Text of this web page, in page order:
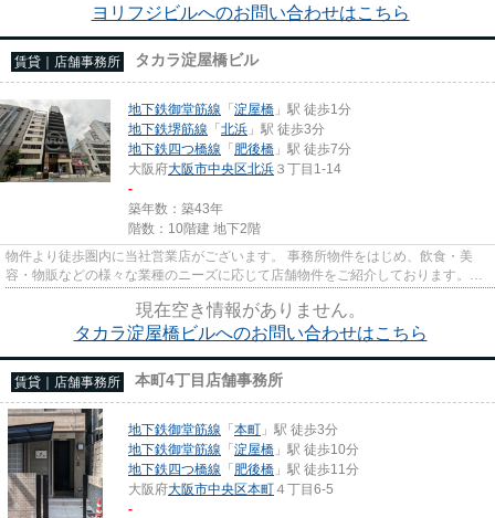
ヨリフジビルへのお問い合わせはこちら
賃貸｜店舗事務所 タカラ淀屋橋ビル
地下鉄御堂筋線 「淀屋橋 」駅 徒歩1分
地下鉄堺筋線 「北浜 」駅 徒歩3分
地下鉄四つ橋線 「肥後橋 」駅 徒歩7分
大阪府大阪市中央区北浜 ３丁目1-14
-
築年数：築43年
階数：10階建 地下2階
物件より徒歩圏内に当社営業店がございます。 事務所物件をはじめ、飲食・美
容・物販などの様々な業種のニーズに応じて店舗物件をご紹介しております。
尚、弊社ではおとり広告は一切...
現在空き情報がありません。
タカラ淀屋橋ビルへのお問い合わせはこちら
賃貸｜店舗事務所 本町4丁目店舗事務所
地下鉄御堂筋線 「本町 」駅 徒歩3分
地下鉄御堂筋線 「淀屋橋 」駅 徒歩10分
地下鉄四つ橋線 「肥後橋 」駅 徒歩11分
大阪府大阪市中央区本町 ４丁目6-5
-